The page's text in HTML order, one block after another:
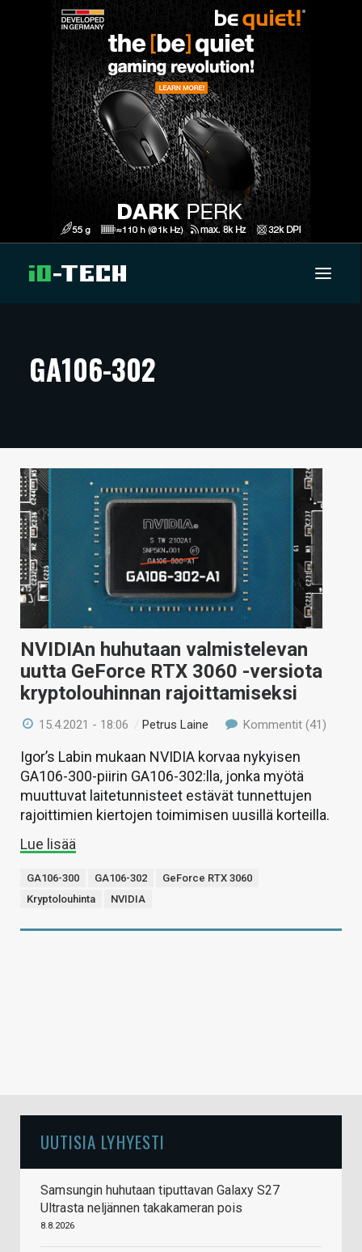
ARTIKKELIT
TECHBBS
TIETOA
HINTA.FI
KAUPPA
VAIHDA TEEMA
HAKU
GA106-302
NVIDIAn huhutaan valmistelevan
uutta GeForce RTX 3060 -versiota
kryptolouhinnan rajoittamiseksi
15.4.2021 - 18:06 /Petrus Laine Kommentit (41)
Igor’s Labin mukaan NVIDIA korvaa nykyisen
GA106-300-piirin GA106-302:lla, jonka myötä
muuttuvat laitetunnisteet estävät tunnettujen
rajoittimien kiertojen toimimisen uusillä korteilla.
Lue lisää
GA106-300 GA106-302
GeForce RTX 3060
Kryptolouhinta
NVIDIA
UUTISIA LYHYESTI
Samsungin huhutaan tiputtavan Galaxy S27
Ultrasta neljännen takakameran pois
8.8.2026